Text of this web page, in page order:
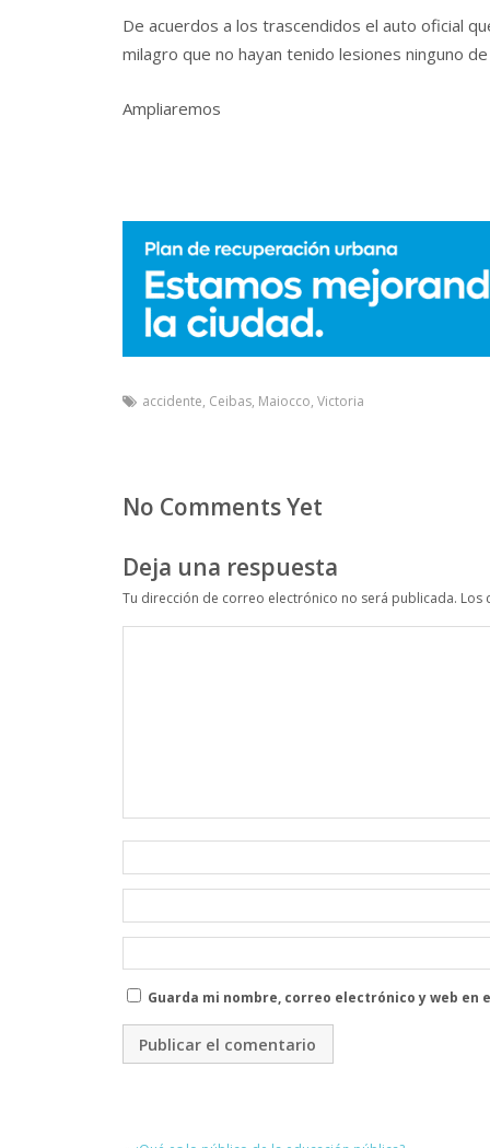
De acuerdos a los trascendidos el auto oficial
milagro que no hayan tenido lesiones ninguno
Ampliaremos
accidente, Ceibas, Maiocco, Victoria
No Comments Yet
Deja una respuesta
Tu dirección de correo electrónico no será publicada. Los
Guarda mi nombre, correo electrónico y web